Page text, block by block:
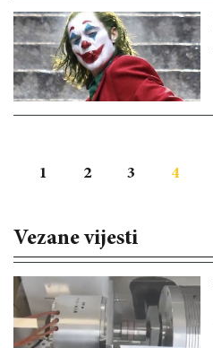
1 2 3 4
Vezane vijesti